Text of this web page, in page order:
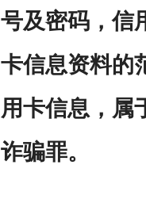
号及密码，信
卡信息资料的
用卡信息，属
诈骗罪。